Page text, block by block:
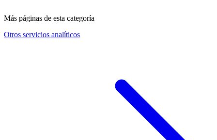
Más páginas de esta categoría
Otros servicios analíticos